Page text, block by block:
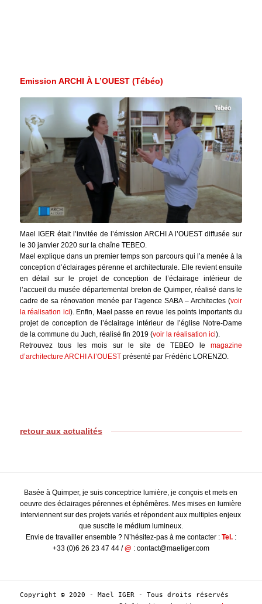
Emission ARCHI À L’OUEST (Tébéo)
Mael IGER était l’invitée de l’émission ARCHI A l’OUEST diffusée sur
le 30 janvier 2020 sur la chaîne TEBEO.
Mael explique dans un premier temps son parcours qui l’a menée à la
conception d’éclairages pérenne et architecturale. Elle revient ensuite
en détail sur le projet de conception de l’éclairage intérieur de
l’accueil du musée départemental breton de Quimper, réalisé dans le
cadre de sa rénovation menée par l’agence SABA – Architectes (voir
la réalisation ici). Enfin, Mael passe en revue les points importants du
projet de conception de l’éclairage intérieur de l’église Notre-Dame
de la commune du Juch, réalisé fin 2019 (voir la réalisation ici).
Retrouvez tous les mois sur le site de TEBEO lemagazine
d’architecture ARCHI A l’OUESTprésenté par Frédéric LORENZO.
retour aux actualités
Basée à Quimper, je suis conceptrice lumière, je conçois et mets en
oeuvre des éclairages pérennes et éphémères. Mes mises en lumière
interviennent sur des projets variés et répondent aux multiples enjeux
que suscite le médium lumineux.
Envie de travailler ensemble ? N’hésitez-pas à me contacter : Tel. :
+33 (0)6 26 23 47 44 /@ : contact@maeliger.com
Copyright © 2020 - Mael IGER - Tous droits réservés